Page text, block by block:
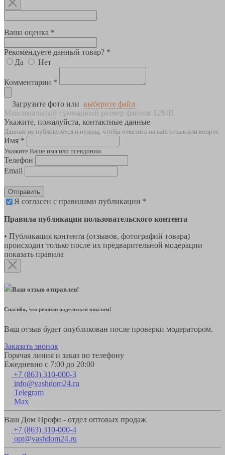
Ваша оценка *
Рекомендуете данный товар? *
Да
Нет
Комментарии *
Загрузите фото или выберите файл
Максимальный суммарный размер файлов 12MB
Укажите, пожалуйста, контактные данные
Данные не публикуются и нужны, чтобы ответить на ваш отзыв или вопрос
Имя *
Укажите Ваше имя или псевдоним
Телефон
Email
Отправить
Я согласен с правилами публикации *
Правила публикации пользовательского контента
• Публикация контента (отзывов, фотографий товара)
происходит только после их предварительной модерации
показать правила
Ваш отзыв отправлен!
Спасибо, что решили поделиться опытом!
Ваш отзыв будет опубликован после проверки модератором.
Заказать звонок
Горячая линия и заказ по телефону
Ежедневно с 7:00 до 20:00
+7 (863) 310-000-3
info@vashdom24.ru
Telegram
Max
Ваш Дом Профи - отдел оптовых продаж
+7 (863) 310-000-4
opt@vashdom24.ru